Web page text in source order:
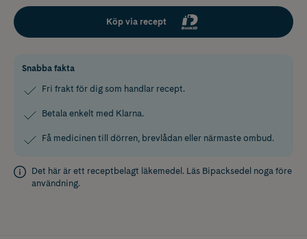
Köp via recept
Snabba fakta
Fri frakt för dig som handlar recept.
Betala enkelt med Klarna.
Få medicinen till dörren, brevlådan eller närmaste ombud.
Det här är ett receptbelagt läkemedel. Läs Bipacksedel noga före
användning.